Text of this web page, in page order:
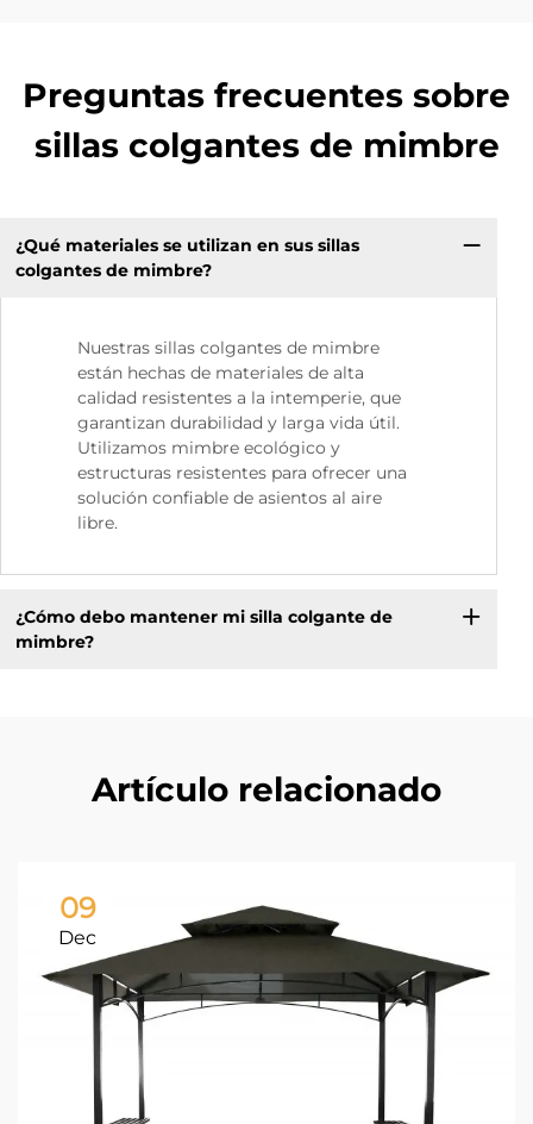
Preguntas frecuentes sobre
sillas colgantes de mimbre
¿Qué materiales se utilizan en sus sillas
colgantes de mimbre?
Nuestras sillas colgantes de mimbre
están hechas de materiales de alta
calidad resistentes a la intemperie, que
garantizan durabilidad y larga vida útil.
Utilizamos mimbre ecológico y
estructuras resistentes para ofrecer una
solución confiable de asientos al aire
libre.
¿Cómo debo mantener mi silla colgante de
mimbre?
Artículo relacionado
09
Dec